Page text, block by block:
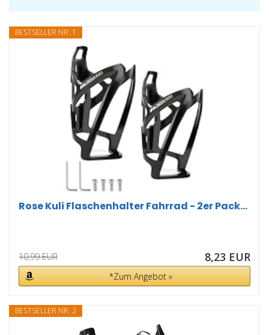
BESTSELLER NR. 1
Rose Kuli Flaschenhalter Fahrrad - 2er Pack...
10,99 EUR 8,23 EUR
*Zum Angebot »
BESTSELLER NR. 2